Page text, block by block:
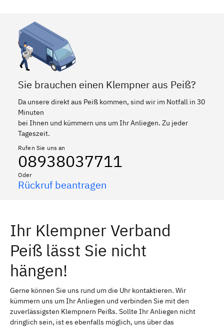
Sie brauchen einen Klempner aus Peiß?
Da unsere direkt aus Peiß kommen, sind wir im Notfall in 30
Minuten
bei Ihnen und kümmern uns um Ihr Anliegen. Zu jeder
Tageszeit.
Rufen Sie uns an
08938037711
Oder
Rückruf beantragen
Ihr Klempner Verband
Peiß lässt Sie nicht
hängen!
Gerne können Sie uns rund um die Uhr kontaktieren. Wir
kümmern uns um Ihr Anliegen und verbinden Sie mit den
zuverlässigsten Klempnern Peißs. Sollte Ihr Anliegen nicht
dringlich sein, ist es ebenfalls möglich, uns über das